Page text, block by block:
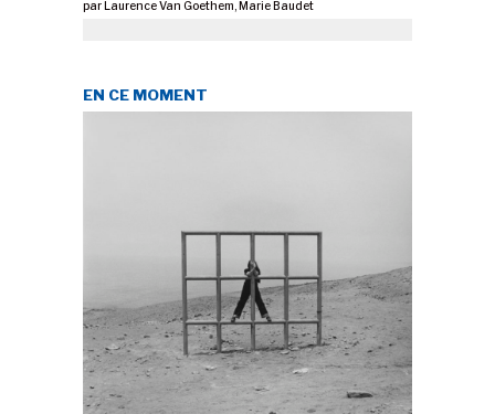
parLaurence Van Goethem,Marie Baudet
EN CE MOMENT